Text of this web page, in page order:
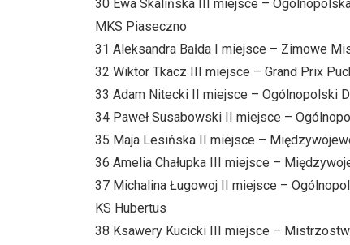
30 Ewa Skalińska III miejsce –
MKS Piaseczno
31 Aleksandra Bałda I miejsce – Zimowe
32 Wiktor Tkacz III miejsce – Grand Prix
33 Adam Nitecki II miejsce – Ogólnopolski
34 Paweł Susabowski II miejsce –
35 Maja Lesińska II miejsce –
36 Amelia Chałupka III miejsce –
37 Michalina Ługowoj II miejsce –
KS Hubertus
38 Ksawery Kucicki III miejsce –